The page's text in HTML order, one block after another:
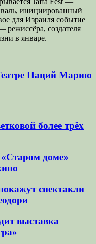
инициированный
для Израиля событие
режиссёра, создателя
в январе.
Наций Марию
более трёх
доме»
спектакли
выставка